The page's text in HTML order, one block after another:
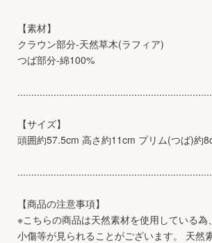
【素材】
クラウン部分-天然草木(ラフィア)
つば部分-綿100%
【サイズ】
頭囲約57.5cm 高さ約11cm プリム(つば)約
【商品の注意事項】
※こちらの商品は天然素材を使用している為
小傷等が見られることがございます。 天然